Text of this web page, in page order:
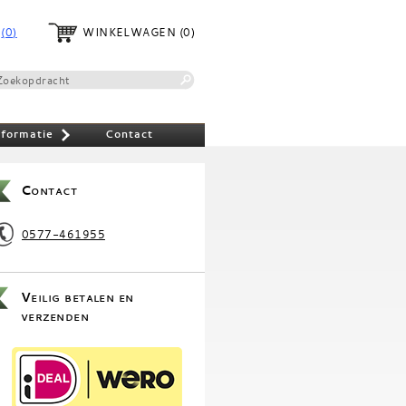
(0) WINKELWAGEN (0)
Contact
Contact
0577-461955
Veilig betalen en
verzenden